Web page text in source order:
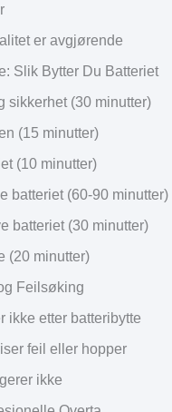
er avgjørende
Slik Bytter Du Batteriet
sikkerhet (30 minutter)
(15 minutter)
(10 minutter)
batteriet (60-90 minutter)
batteriet (30 minutter)
(20 minutter)
Feilsøking
ikke etter batteribytte
feil eller hopper
ikke